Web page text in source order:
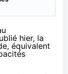
hier, la
équivalent